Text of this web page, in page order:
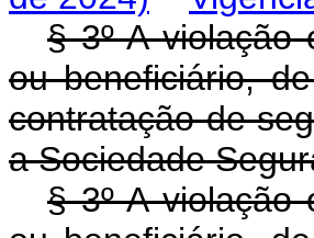
§ 3º A violação
ou beneficiário,
contratação de
a Sociedade
§ 3º A violação